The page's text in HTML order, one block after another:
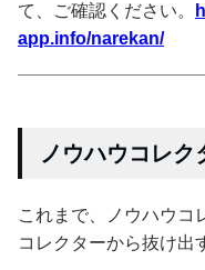
て、ご確認ください。
app.info/narekan/
ノウハウコレ
これまで、ノウハウコ
コレクターから抜け出